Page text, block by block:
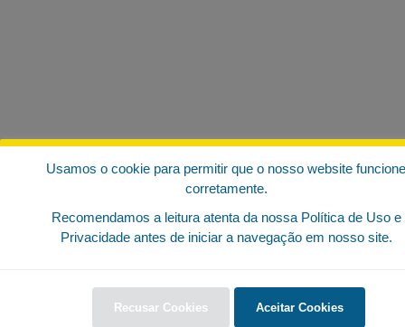
Usamos o cookie para permitir que o nosso website funcione
corretamente.
Recomendamos a leitura atenta da nossa Política de Uso e
Privacidade antes de iniciar a navegação em nosso site.
Recusar Cookies Aceitar Cookies